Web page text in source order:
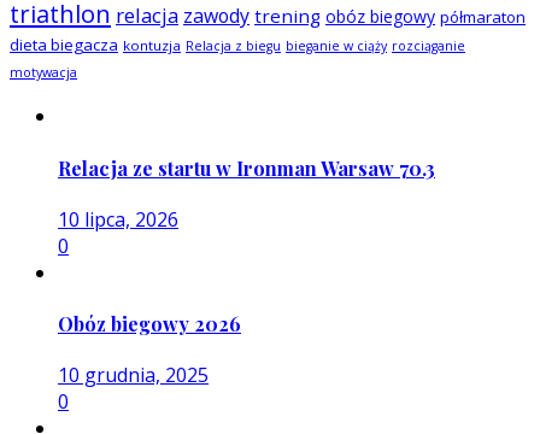
triathlon relacja zawody trening obóz biegowy półmaraton
dieta biegacza kontuzja Relacja z biegu bieganie w ciąży rozciąganie
motywacja
Relacja ze startu w Ironman Warsaw 70.3
10 lipca, 2026
0
Obóz biegowy 2026
10 grudnia, 2025
0